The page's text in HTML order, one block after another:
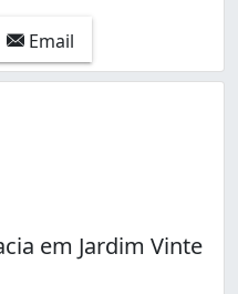
Email
em Jardim Vinte